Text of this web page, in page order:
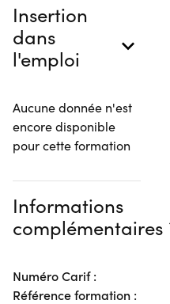
Insertion
dans
l'emploi
Aucune donnée n'est
encore disponible
pour cette formation
Informations
complémentaires
Numéro Carif :
Référence formation :